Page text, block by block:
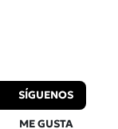
SÍGUENOS
ME GUSTA